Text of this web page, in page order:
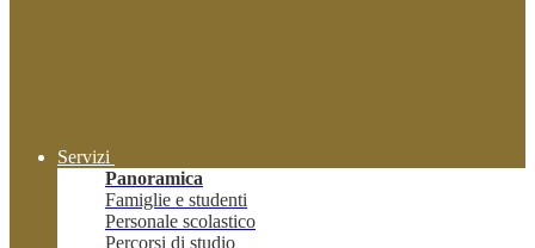
Servizi
Panoramica
Famiglie e studenti
Personale scolastico
Percorsi di studio